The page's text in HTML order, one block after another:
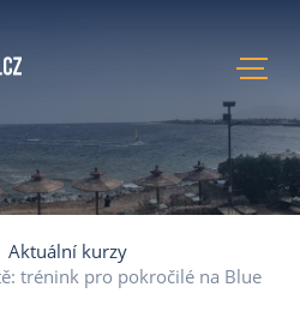
kurzy
Recenze
Aktuální kurzy
trénink pro pokročilé na Blue